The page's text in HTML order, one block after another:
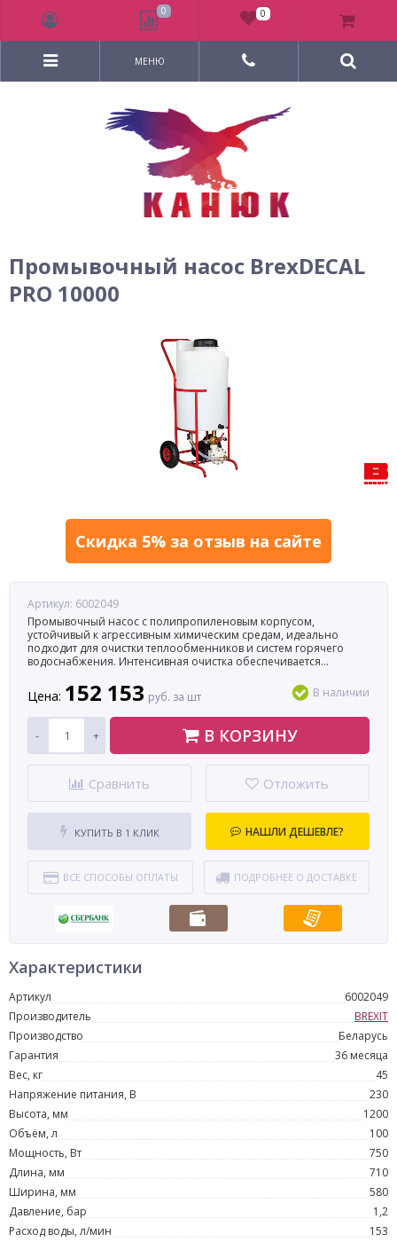
МЕНЮ
Промывочный насос BrexDECAL
PRO 10000
Скидка 5% за отзыв на сайте
Артикул: 6002049
Промывочный насос с полипропиленовым корпусом,
устойчивый к агрессивным химическим средам, идеально
подходит для очистки теплообменников и систем горячего
водоснабжения. Интенсивная очистка обеспечивается
очищающего раствора. Производительность 153 л/мин, объем
бака 100 л, ручной реверс.
Цена: 152 153 руб. за шт В наличии
- + В КОРЗИНУ
Сравнить Отложить
КУПИТЬ В 1 КЛИК НАШЛИ ДЕШЕВЛЕ?
ВСЕ СПОСОБЫ ОПЛАТЫ ПОДРОБНЕЕ О ДОСТАВКЕ
Характеристики
Артикул
6002049
Производитель
BREXIT
Производство
Беларусь
Гарантия
36 месяца
Вес, кг
45
Напряжение питания, В
230
Высота, мм
1200
Объём, л
100
Мощность, Вт
750
Длина, мм
710
Ширина, мм
580
Давление, бар
1,2
Расход воды, л/мин
153
0 0